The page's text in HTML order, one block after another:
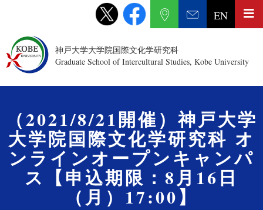
神戸大学大学院国際文化学研究科
Graduate School of Intercultural Studies, Kobe University
EN
（2021/8/21開催）神戸大学
大学院国際文化学研究科 オ
ンラインオープンキャンパ
ス【申込期限：8月16日
（月）17:00】